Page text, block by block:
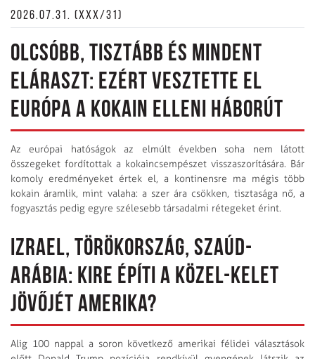
2026.07.31. (XXX/31)
OLCSÓBB, TISZTÁBB ÉS MINDENT
ELÁRASZT: EZÉRT VESZTETTE EL
EURÓPA A KOKAIN ELLENI HÁBORÚT
Az európai hatóságok az elmúlt években soha nem látott
összegeket fordítottak a kokaincsempészet visszaszorítására. Bár
komoly ered­ményeket értek el, a kontinensre ma mégis több
kokain áramlik, mint valaha: a szer ára csökken, tisztasága nő, a
fogyasztás pedig egyre szélesebb társadalmi rétegeket érint.
IZRAEL, TÖRÖKORSZÁG, SZAÚD-
ARÁBIA: KIRE ÉPÍTI A KÖZEL-KELET
JÖVŐJÉT AMERIKA?
Alig 100 nappal a soron következő amerikai félidei választások